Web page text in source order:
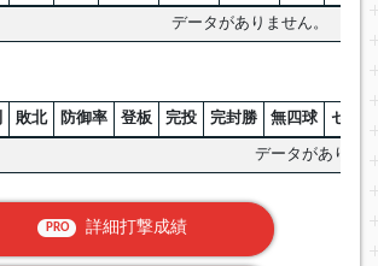
データがありません。
敗北 防御率 登板 完投 完封勝 無四球 セーブ
データがありま
PRO 詳細打撃成績